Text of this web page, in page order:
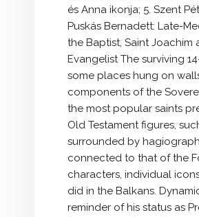
és Anna ikonja; 5. Szent
Puskás Bernadett: Late-
the Baptist, Saint Joachim
Evangelist The surviving
some places hung on
components of the
the most popular saints
Old Testament figures,
surrounded by
connected to that of the
characters, individual
did in the Balkans.
reminder of his status as